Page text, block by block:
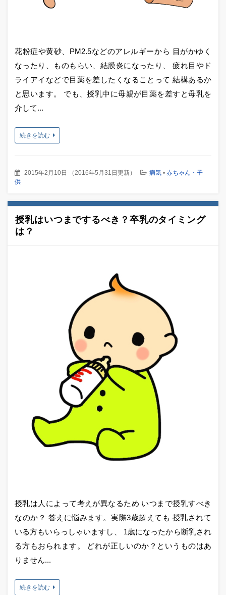
花粉症や黄砂、PM2.5などのアレルギーから 目がかゆく
なったり、ものもらい、結膜炎になったり、 疲れ目やド
ライアイなどで目薬を差したくなることって 結構あるか
と思います。 でも、授乳中に母親が目薬を差すと母乳を
介して...
続きを読む
2015年2月10日 （2016年5月31日更新） 病気 • 赤ちゃん・子
供
授乳はいつまでするべき？卒乳のタイミング
は？
授乳は人によって考えが異なるため いつまで授乳すべき
なのか？ 答えに悩みます。実際3歳超えても 授乳されて
いる方もいらっしゃいますし、 1歳になったから断乳され
る方もおられます。 どれが正しいのか？というものはあ
りません...
続きを読む